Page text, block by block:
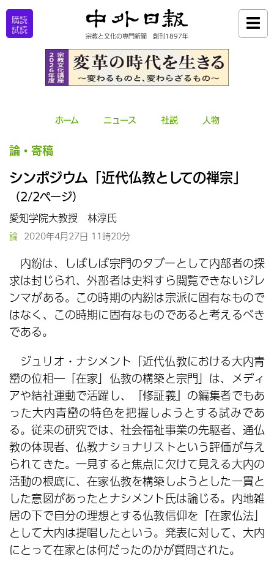
購読
試読
宗教と文化の専門新聞 創刊1897年
ホーム ニュース 社説 人物
論・寄稿
シンポジウム「近代仏教としての禅宗」
（2/2ページ）
愛知学院大教授 林淳氏
論 2020年4月27日 11時20分
内紛は、しばしば宗門のタブーとして内部者の探
求は封じられ、外部者は史料すら閲覧できないジレ
ンマがある。この時期の内紛は宗派に固有なもので
はなく、この時期に固有なものであると考えるべき
である。
ジュリオ・ナシメント「近代仏教における大内青
巒の位相―「在家」仏教の構築と宗門」は、メディ
アや結社運動で活躍し、『修証義』の編集者でもあ
った大内青巒の特色を把握しようとする試みであ
る。従来の研究では、社会福祉事業の先駆者、通仏
教の体現者、仏教ナショナリストという評価が与え
られてきた。一見すると焦点に欠けて見える大内の
活動の根底に、在家仏教を構築しようとした一貫と
した意図があったとナシメント氏は論じる。内地雑
居の下で自分の理想とする仏教信仰を「在家仏法」
として大内は提唱したという。発表に対して、大内
にとって在家とは何だったのかが質問された。